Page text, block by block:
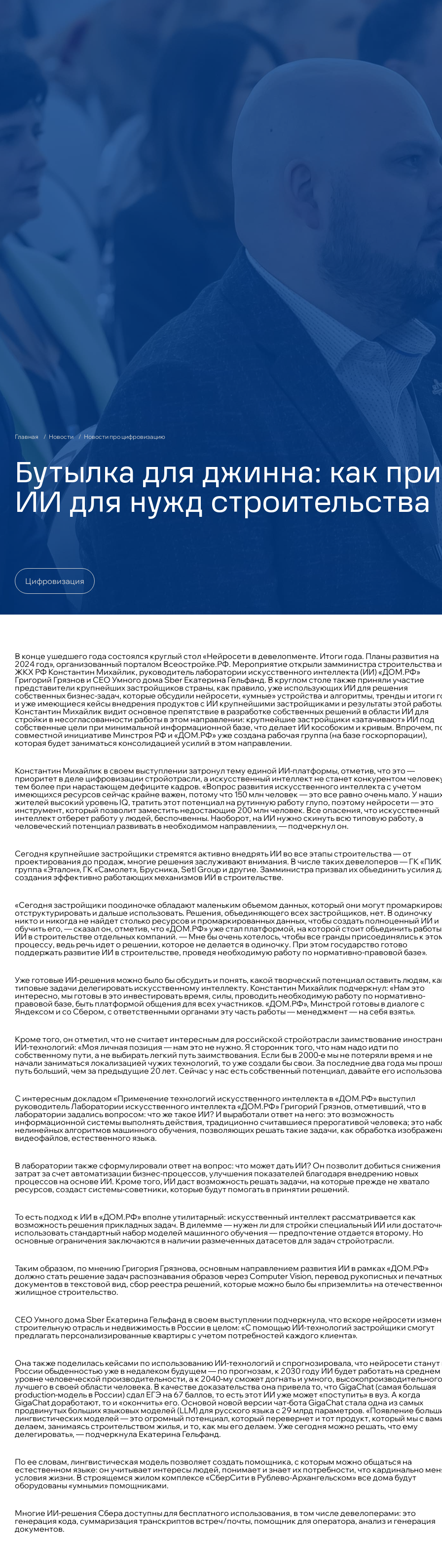
Главная Новости Новости про цифровизацию
Бутылка для джинна: как
ИИ для нужд строительства
Цифровизация
В конце ушедшего года состоялся круглый стол «Нейросети в девелопменте. Итоги года. Планы развития на
2024 год», организованный порталом Всеостройке.РФ. Мероприятие открыли замминистра строительства и
ЖКХ РФ Константин Михайлик, руководитель лаборатории искусственного интеллекта (ИИ) «ДОМ.РФ»
Григорий Грязнов и СЕО Умного дома Sber Екатерина Гельфанд. В круглом столе также приняли участие
представители крупнейших застройщиков страны, как правило, уже использующих ИИ для решения
собственных бизнес-задач, которые обсудили нейросети, «умные» устройства и алгоритмы, тренды и итоги
и уже имеющиеся кейсы внедрения продуктов с ИИ крупнейшими застройщиками и результаты этой работы.
Константин Михайлик видит основное препятствие в разработке собственных решений в области ИИ для
стройки в несогласованности работы в этом направлении: крупнейшие застройщики «затачивают» ИИ под
собственные цели при минимальной информационной базе, что делает ИИ кособоким и кривым. Впрочем,
совместной инициативе Минстроя РФ и «ДОМ.РФ» уже создана рабочая группа (на базе госкорпорации),
которая будет заниматься консолидацией усилий в этом направлении.
Константин Михайлик в своем выступлении затронул тему единой ИИ-платформы, отметив, что это ––
приоритет в деле цифровизации стройотрасли, а искусственный интеллект не станет конкурентом
тем более при нарастающем дефиците кадров. «Вопрос развития искусственного интеллекта с учетом
имеющихся ресурсов сейчас крайне важен, потому что 150 млн человек — это все равно очень мало. У
жителей высокий уровень IQ, тратить этот потенциал на рутинную работу глупо, поэтому нейросети — это
инструмент, который позволит заместить недостающие 200 млн человек. Все опасения, что искусственный
интеллект отберет работу у людей, беспочвенны. Наоборот, на ИИ нужно скинуть всю типовую работу, а
человеческий потенциал развивать в необходимом направлении», — подчеркнул он.
Сегодня крупнейшие застройщики стремятся активно внедрять ИИ во все этапы строительства — от
проектирования до продаж, многие решения заслуживают внимания. В числе таких девелоперов — ГК
группа «Эталон», ГК «Самолет», Брусника, Setl Group и другие. Замминистра призвал их объединить усилия
создания эффективно работающих механизмов ИИ в строительстве.
«Сегодня застройщики поодиночке обладают маленьким объемом данных, который они могут
отструктурировать и дальше использовать. Решения, объединяющего всех застройщиков, нет. В одиночку
никто и никогда не найдет столько ресурсов и промаркированных данных, чтобы создать полноценный ИИ и
обучить его, — сказал он, отметив, что «ДOМ.PФ» уже стал платформой, на которой стоит объединить
ИИ в строительстве отдельных компаний. –– Мне бы очень хотелось, чтобы все гранды присоединялись к
процессу, ведь речь идет о решении, которое не делается в одиночку. При этом государство готово
поддержать развитие ИИ в строительстве, проведя необходимую работу по нормативно-правовой базе».
Уже готовые ИИ-решения можно было бы обсудить и понять, какой творческий потенциал оставить людям,
типовые задачи делегировать искусственному интеллекту. Константин Михайлик подчеркнул: «Нам это
интересно, мы готовы в это инвестировать время, силы, проводить необходимую работу по нормативно-
правовой базе, быть платформой общения для всех участников. «ДОМ.РФ», Минстрой готовы в диалоге с
Яндексом и со Сбером, с ответственными органами эту часть работы — менеджмент — на себя взять».
Кроме того, он отметил, что не считает интересным для российской стройотрасли заимствование
ИИ-технологий: «Моя личная позиция — нам это не нужно. Я сторонник того, что нам надо идти по
собственному пути, а не выбирать легкий путь заимствования. Если бы в 2000-е мы не потеряли время и не
начали заниматься локализацией чужих технологий, то уже создали бы свои. За последние два года мы
путь больший, чем за предыдущие 20 лет. Сейчас у нас есть собственный потенциал, давайте его
С интересным докладом «Применение технологий искусственного интеллекта в «ДОМ.РФ» выступил
руководитель Лаборатории искусственного интеллекта «ДОМ.РФ» Григорий Грязнов, отметивший, что в
лаборатории задались вопросом: что же такое ИИ? И выработали ответ на него: это возможность
информационной системы выполнять действия, традиционно считавшиеся прерогативой человека; это
нелинейных алгоритмов машинного обучения, позволяющих решать такие задачи, как обработка
видеофайлов, естественного языка.
В лаборатории также сформулировали ответ на вопрос: что может дать ИИ? Он позволит добиться снижения
затрат за счет автоматизации бизнес-процессов, улучшения показателей благодаря внедрению новых
процессов на основе ИИ. Кроме того, ИИ даст возможность решать задачи, на которые прежде не хватало
ресурсов, создаст системы-советники, которые будут помогать в принятии решений.
То есть подход к ИИ в «ДОМ.РФ» вполне утилитарный: искусственный интеллект рассматривается как
возможность решения прикладных задач. В дилемме — нужен ли для стройки специальный ИИ или
использовать стандартный набор моделей машинного обучения — предпочтение отдается второму. Но
основные ограничения заключаются в наличии размеченных датасетов для задач стройотрасли.
Таким образом, по мнению Григория Грязнова, основным направлением развития ИИ в рамках «ДОМ.РФ»
должно стать решение задач распознавания образов через Computer Vision, перевод рукописных и печатных
документов в текстовой вид, сбор реестра решений, которые можно было бы «приземлить» на
жилищное строительство.
СЕО Умного дома Sber Екатерина Гельфанд в своем выступлении подчеркнула, что вскоре нейросети
строительную отрасль и недвижимость в России в целом: «С помощью ИИ-технологий застройщики смогут
предлагать персонализированные квартиры с учетом потребностей каждого клиента».
Она также поделилась кейсами по использованию ИИ-технологий и спрогнозировала, что нейросети станут
России обыденностью уже в недалеком будущем — по прогнозам, к 2030 году ИИ будет работать на среднем
уровне человеческой производительности, а к 2040-му сможет догнать и умного,
лучшего в своей области человека. В качестве доказательства она привела то, что GigaChat (самая большая
production-модель в России) сдал ЕГЭ на 67 баллов, то есть этот ИИ уже может «поступить» в вуз. А когда
GigaChat доработают, то и «окончить» его. Основой новой версии чат-бота GigaChat стала одна из самых
продвинутых больших языковых моделей (LLM) для русского языка с 29 млрд параметров. «Появление
лингвистических моделей — это огромный потенциал, который перевернет и тот продукт, который мы с
делаем, занимаясь строительством жилья, и то, как мы его делаем. Уже сегодня можно решать, что ему
делегировать», — подчеркнула Екатерина Гельфанд.
По ее словам, лингвистическая модель позволяет создать помощника, с которым можно общаться на
естественном языке: он учитывает интересы людей, понимает и знает их потребности, что кардинально
условия жизни. В строящемся жилом комплексе «СберСити в Рублево-Архангельском» все дома будут
оборудованы «умными» помощниками.
Многие ИИ-решения Сбера доступны для бесплатного использования, в том числе девелоперами: это
генерация кода, суммаризация транскриптов встреч/почты, помощник для оператора, анализ и генерация
документов.